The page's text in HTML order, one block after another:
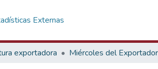
Externas
exportadora Miércoles del Exportador